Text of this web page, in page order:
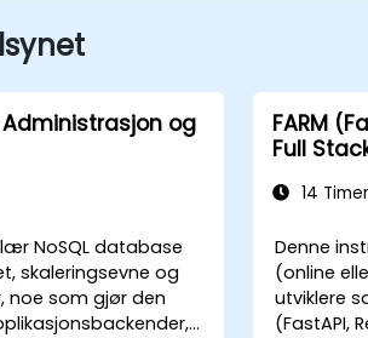
Administrasjon og
NoSQL database
skaleringsevne og
noe som gjør den
FARM
Full
14 Timer
Denne
(online
utviklere
(FastAPI,